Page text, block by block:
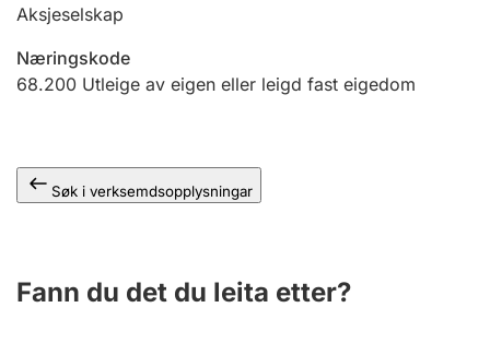
Andre tema
Aksjeselskap
Næringskode
68.200 Utleige av eigen eller leigd fast eigedom
Søk i verksemdsopplysningar
Fann du det du leita etter?